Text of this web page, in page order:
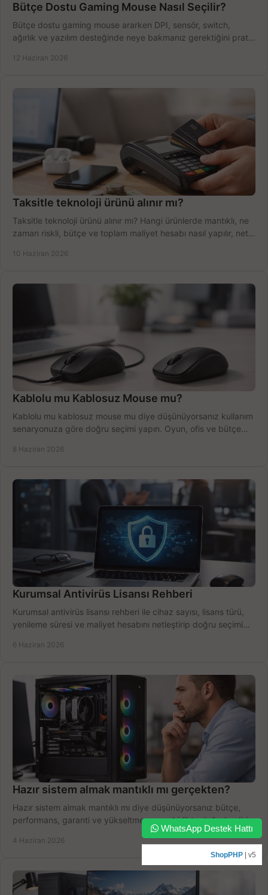
Bütçe Dostu Gaming Mouse Nasıl Seçilir?
Bütçe dostu gaming mouse ararken DPI, sensör, switch,
ağırlık ve yazılım desteğinde neye bakmanız gerektiğini pratik
12 Haziran 2026
Taksitle teknoloji ürünü alınır mı?
Taksitle teknoloji ürünü alınır mı? Hangi ürünlerde mantıklı, ne
zaman riskli, bütçe ve toplam maliyet hesabı nasıl yapılır, net
10 Haziran 2026
Kablolu mu Kablosuz Mouse mu?
Kablolu mu kablosuz mouse mu diye düşünüyorsanız kullanım
senaryonuza göre doğru seçimi yapın. Oyun, ofis ve bütçe
8 Haziran 2026
Kurumsal Antivirüs Lisansı Rehberi
Kurumsal antivirüs lisansı rehberi ile cihaz sayısı, lisans türü,
yenileme süresi ve maliyet hesabını netleştirip doğru seçimi
6 Haziran 2026
Hazır sistem almak mantıklı mı gerçekten?
Hazır sistem almak mantıklı mı diye düşünüyorsanız bütçe,
performans, garanti ve yükseltme payını birlikte değerlendirin,
4 Haziran 2026
WhatsApp Destek Hattı
ShopPHP | v5